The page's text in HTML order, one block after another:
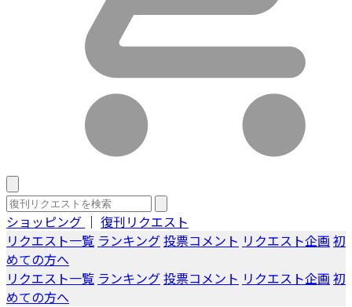
ショッピング ｜ 復刊リクエスト
リクエスト一覧 ランキング投票コメント リクエスト企画 初
めての方へ
リクエスト一覧 ランキング投票コメント リクエスト企画 初
めての方へ